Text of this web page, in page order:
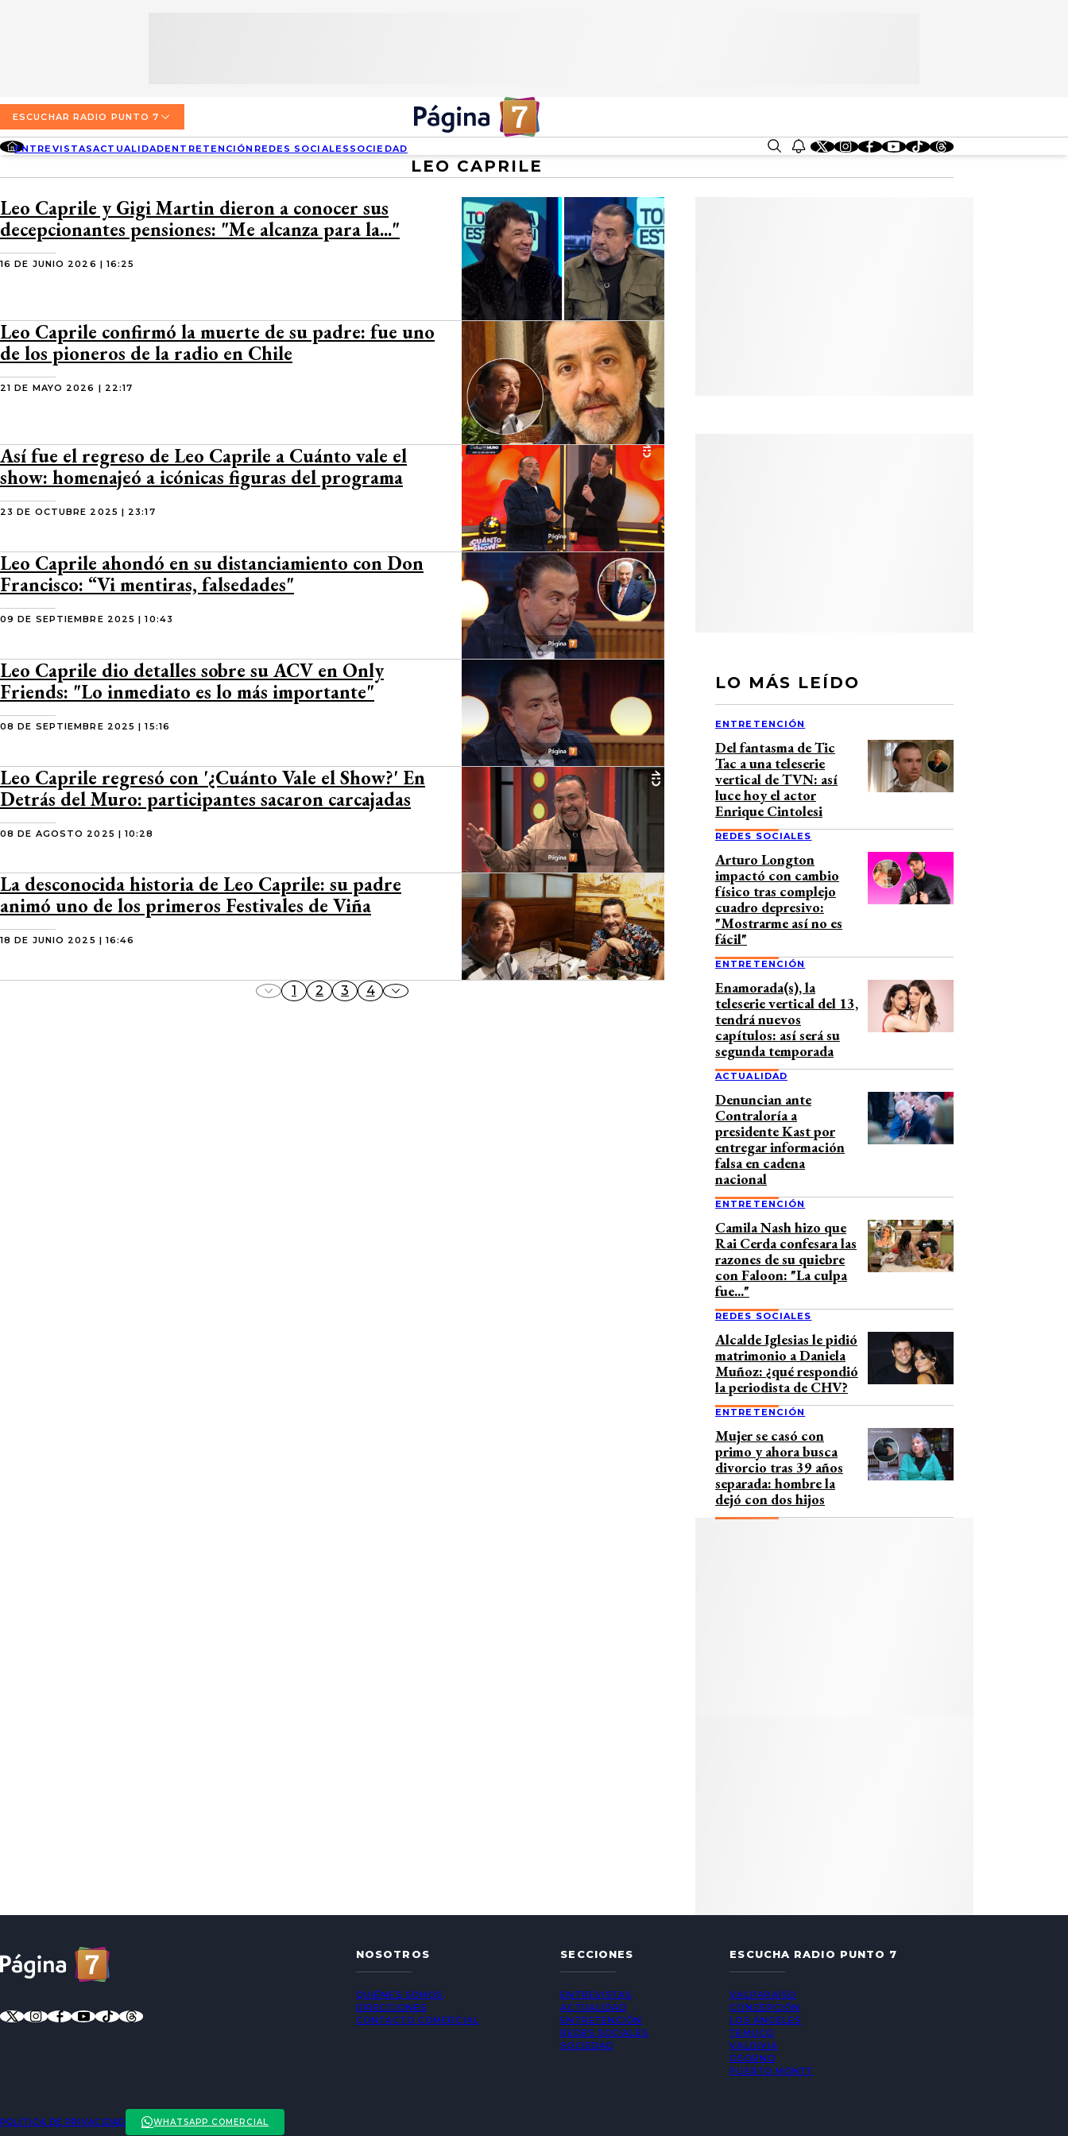
ACTUALIDAD
ENTRETENCIÓN
SOCIEDAD
CONCEPCIÓN
TEMUCO
VALDIVIA
PUERTO MONTT
QUIÉNES SOMOS
DIRECCIONES
CONTACTO COMERCIAL
TARIFAS POLÍTICAS PÁGINA 7
TARIFAS POLÍTICAS RADIO PUNTO 7
POLÍTICA DE PRIVACIDAD
ESCUCHAR RADIO PUNTO 7
ENTREVISTASACTUALIDADENTRETENCIÓN REDES SOCIALES SOCIEDAD
LEO CAPRILE
Leo Caprile y Gigi Martin dieron a conocer sus
decepcionantes pensiones: "Me alcanza para la..."
16 DE JUNIO 2026 | 16:25
Leo Caprile confirmó la muerte de su padre: fue uno
de los pioneros de la radio en Chile
21 DE MAYO 2026 | 22:17
Así fue el regreso de Leo Caprile a Cuánto vale el
show: homenajeó a icónicas figuras del programa
23 DE OCTUBRE 2025 | 23:17
Leo Caprile ahondó en su distanciamiento con Don
Francisco: “Vi mentiras, falsedades"
09 DE SEPTIEMBRE 2025 | 10:43
Leo Caprile dio detalles sobre su ACV en Only
Friends: "Lo inmediato es lo más importante"
08 DE SEPTIEMBRE 2025 | 15:16
Leo Caprile regresó con '¿Cuánto Vale el Show?' En
Detrás del Muro: participantes sacaron carcajadas
08 DE AGOSTO 2025 | 10:28
La desconocida historia de Leo Caprile: su padre
animó uno de los primeros Festivales de Viña
18 DE JUNIO 2025 | 16:46
1 2 3 4
LO MÁS LEÍDO
ENTRETENCIÓN
Del fantasma de Tic
Tac a una teleserie
vertical de TVN: así
luce hoy el actor
Enrique Cintolesi
REDES SOCIALES
Arturo Longton
impactó con cambio
físico tras complejo
cuadro depresivo:
"Mostrarme así no es
fácil"
ENTRETENCIÓN
Enamorada(s), la
teleserie vertical del 13,
tendrá nuevos
capítulos: así será su
segunda temporada
ACTUALIDAD
Denuncian ante
Contraloría a
presidente Kast por
entregar información
falsa en cadena
nacional
ENTRETENCIÓN
Camila Nash hizo que
Rai Cerda confesara las
razones de su quiebre
con Faloon: "La culpa
fue..."
REDES SOCIALES
Alcalde Iglesias le pidió
matrimonio a Daniela
Muñoz: ¿qué respondió
la periodista de CHV?
ENTRETENCIÓN
Mujer se casó con
primo y ahora busca
divorcio tras 39 años
separada: hombre la
dejó con dos hijos
NOSOTROS
QUIÉNES SOMOS
DIRECCIONES
CONTACTO COMERCIAL
SECCIONES
ENTREVISTAS
ACTUALIDAD
ENTRETENCIÓN
REDES SOCIALES
SOCIEDAD
ESCUCHA RADIO PUNTO 7
VALPARAÍSO
CONCEPCIÓN
LOS ÁNGELES
TEMUCO
VALDIVIA
OSORNO
PUERTO MONTT
POLÍTICA DE PRIVACIDAD WHATSAPP COMERCIAL